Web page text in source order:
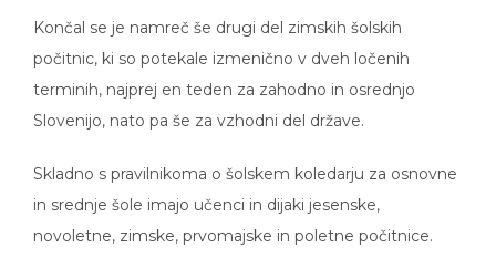
Končal se je namreč še drugi del zimskih šolskih
počitnic, ki so potekale izmenično v dveh ločenih
terminih, najprej en teden za zahodno in osrednjo
Slovenijo, nato pa še za vzhodni del države.
Skladno s pravilnikoma o šolskem koledarju za osnovne
in srednje šole imajo učenci in dijaki jesenske,
novoletne, zimske, prvomajske in poletne počitnice.